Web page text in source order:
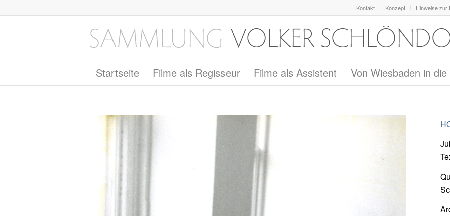
Kontakt Konzept Hinweise zur
Startseite Filme als Regisseur Filme als Assistent Von Wiesbaden in die